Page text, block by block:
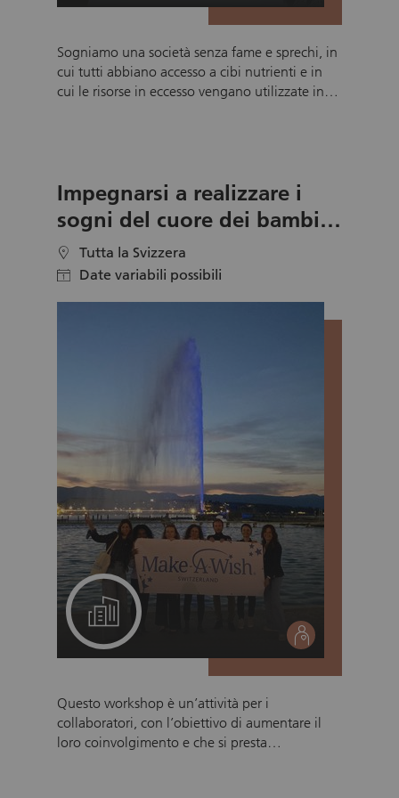
Sogniamo una società senza fame e sprechi, in
cui tutti abbiano accesso a cibi nutrienti e in
cui le risorse in eccesso vengano utilizzate in
beni di lunga conservazione e articoli di uso
quotidiano come quelli per la cura personale)
vengono accuratamente selezionati,
confezionati e distribuiti a persone in difficoltà
dai nostri volontari. Tutti i prodotti non più
idonei al consumo umano ma che sono ancora
utilizzabili vengono consegnati in modo
Impegnarsi a realizzare i
sogni del cuore dei bambini
gravemente malati
location Tutta la Svizzera
calendar Date variabili possibili
Un progetto per il suo team
social
Questo workshop è un’attività per i
collaboratori, con l’obiettivo di aumentare il
loro coinvolgimento e che si presta